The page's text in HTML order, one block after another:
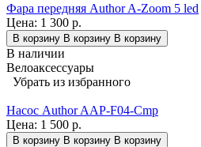
Фара передняя Author A-Zoom 5 led
Цена: 1 300 р.
В корзину В корзину В корзину
В наличии
Велоаксессуары
Убрать из избранного
Насос Author AAP-F04-Cmp
Цена: 1 500 р.
В корзину В корзину В корзину